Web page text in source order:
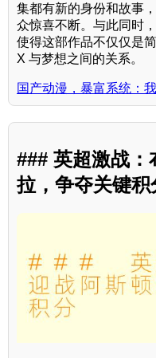
集都有新的身份和故事
众惊喜不断。与此同时
使得这部作品不仅仅是
X 与梦想之间的关系。
国产动漫，暴富系统：
### 英超激战：
拉，争夺关键积